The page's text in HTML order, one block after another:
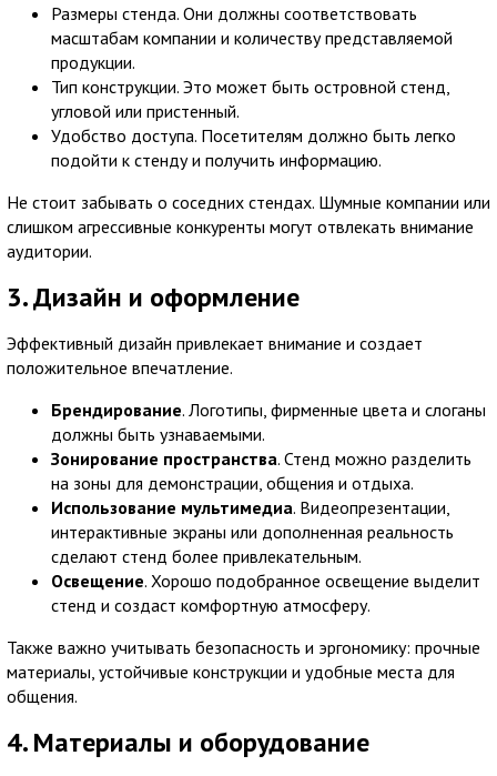
Размеры стенда. Они должны соответствовать
масштабам компании и количеству представляемой
продукции.
Тип конструкции. Это может быть островной стенд,
угловой или пристенный.
Удобство доступа. Посетителям должно быть легко
подойти к стенду и получить информацию.
Не стоит забывать о соседних стендах. Шумные компании или
слишком агрессивные конкуренты могут отвлекать внимание
аудитории.
3. Дизайн и оформление
Эффективный дизайн привлекает внимание и создает
положительное впечатление.
Брендирование. Логотипы, фирменные цвета и слоганы
должны быть узнаваемыми.
Зонирование пространства. Стенд можно разделить
на зоны для демонстрации, общения и отдыха.
Использование мультимедиа. Видеопрезентации,
интерактивные экраны или дополненная реальность
сделают стенд более привлекательным.
Освещение. Хорошо подобранное освещение выделит
стенд и создаст комфортную атмосферу.
Также важно учитывать безопасность и эргономику: прочные
материалы, устойчивые конструкции и удобные места для
общения.
4. Материалы и оборудование